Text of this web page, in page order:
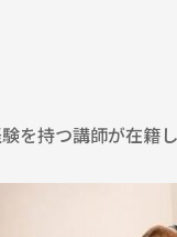
を持つ講師が在籍